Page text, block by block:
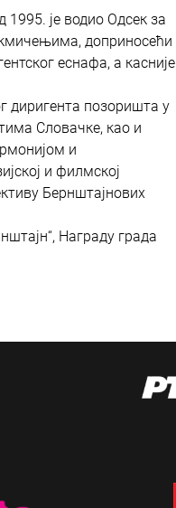
1995. је водио Одсек за
доприносећи
еснафа, а касније
диригента позоришта у
Словачке, као и
и
и филмској
Бернштајнових
Награду града